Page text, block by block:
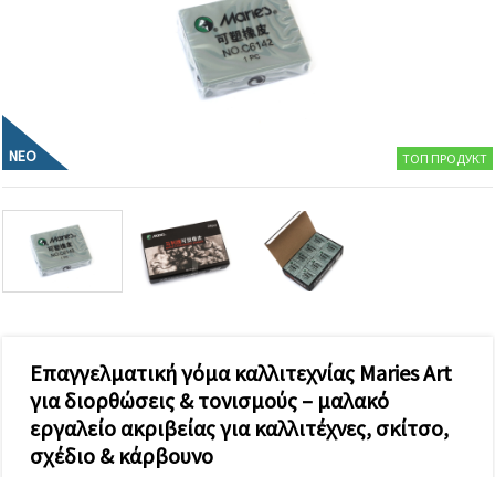
συγκατάθεσή
σας, να
αναλύουμε
την
προβάλλουμε
πιο σχετικό
περιεχόμενο
και
συνεργατών
μας για
αναλύσεις
μάρκετινγκ.
ΝΈΟ ТОП ПРОДУКТ
Επαγγελματική γόμα καλλιτεχνίας Maries Art
για διορθώσεις & τονισμούς – μαλακό
εργαλείο ακριβείας για καλλιτέχνες, σκίτσο,
σχέδιο & κάρβουνο